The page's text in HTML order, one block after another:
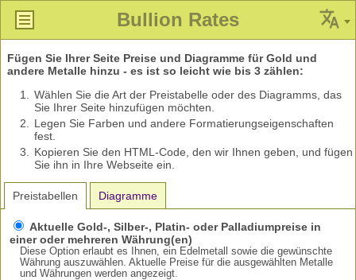
Bullion Rates
Fügen Sie Ihrer Seite Preise und Diagramme für Gold und
andere Metalle hinzu - es ist so leicht wie bis 3 zählen:
Wählen Sie die Art der Preistabelle oder des Diagramms, das
Sie Ihrer Seite hinzufügen möchten.
Legen Sie Farben und andere Formatierungseigenschaften
fest.
Kopieren Sie den HTML-Code, den wir Ihnen geben, und fügen
Sie ihn in Ihre Webseite ein.
Preistabellen Diagramme
Aktuelle Gold-, Silber-, Platin- oder Palladiumpreise in
einer oder mehreren Währung(en)
Diese Option erlaubt es Ihnen, ein Edelmetall sowie die gewünschte
Währung auszuwählen. Aktuelle Preise für die ausgewählten Metalle
und Währungen werden angezeigt.